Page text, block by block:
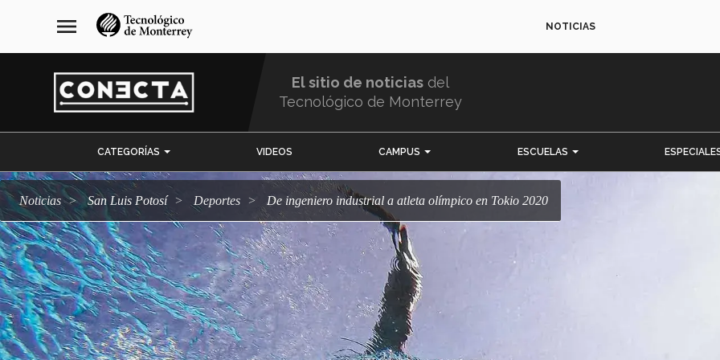
navegación
principal
menu NOTICIAS
El sitio de noticias del
Tecnológico de Monterrey
CATEGORÍAS VIDEOS CAMPUS ESCUELAS
Noticias San Luis Potosí deportes De ingeniero industrial a atleta olímpico en Tokio 2020